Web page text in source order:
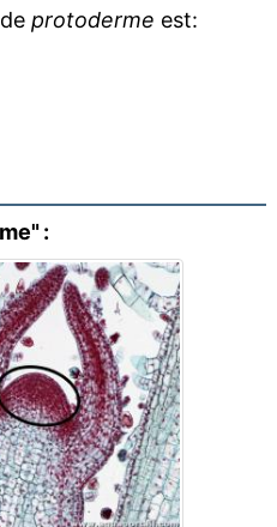
protoderme est:
: